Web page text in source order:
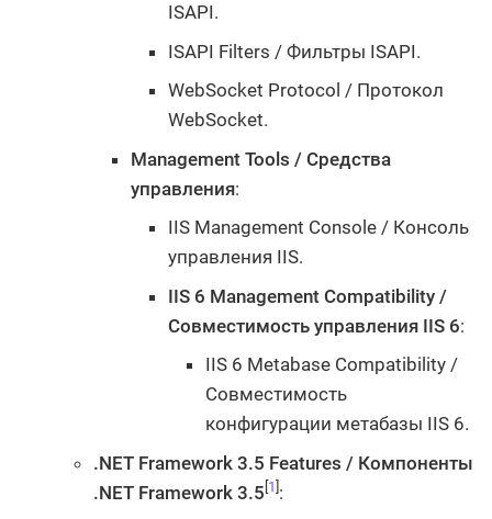
ISAPI.
ISAPI Filters / Фильтры ISAPI.
WebSocket Protocol / Протокол
WebSocket.
Management Tools / Средства
управления:
IIS Management Console / Консоль
управления IIS.
IIS 6 Management Compatibility /
Совместимость управления IIS 6:
IIS 6 Metabase Compatibility /
Совместимость
конфигурации метабазы IIS 6.
.NET Framework 3.5 Features / Компоненты
.NET Framework 3.5 1 :